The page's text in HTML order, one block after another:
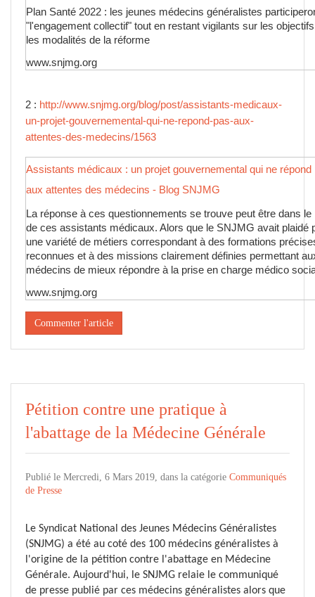
Plan Santé 2022 : les jeunes médecins généralistes
"l'engagement collectif" tout en restant vigilants sur les
les modalités de la réforme
www.snjmg.org
2 : http://www.snjmg.org/blog/post/assistants-medicaux-
un-projet-gouvernemental-qui-ne-repond-pas-aux-
attentes-des-medecins/1563
Assistants médicaux : un projet gouvernemental qui ne répond
aux attentes des médecins - Blog SNJMG
La réponse à ces questionnements se trouve peut être dans le
de ces assistants médicaux. Alors que le SNJMG avait plaidé
une variété de métiers correspondant à des formations
reconnues et à des missions clairement définies permettant
médecins de mieux répondre à la prise en charge médico
www.snjmg.org
Commenter l'article
Pétition contre une pratique à
l'abattage de la Médecine Générale
Publié le Mercredi, 6 Mars 2019, dans la catégorie Communiqués
de Presse
Le Syndicat National des Jeunes Médecins Généralistes
(SNJMG) a été au coté des 100 médecins généralistes à
l'origine de la pétition contre l'abattage en Médecine
Générale. Aujourd'hui, le SNJMG relaie le communiqué
de presse publié par ces médecins généralistes alors que